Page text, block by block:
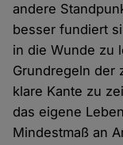
andere
besser fundiert
in die Wunde zu
Grundregeln der
klare Kante zu
das eigene
Mindestmaß an